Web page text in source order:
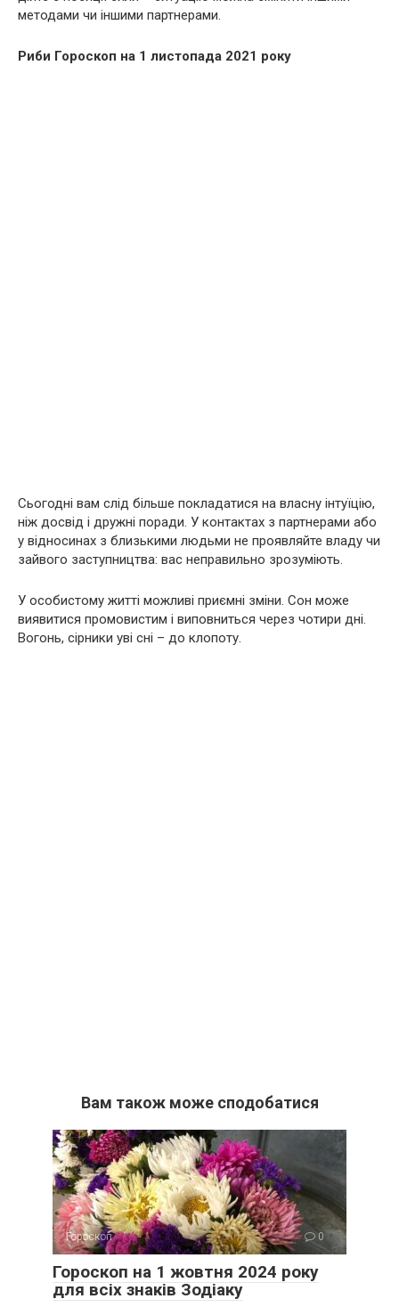
методами чи іншими партнерами.
Риби Гороскоп на 1 листопада 2021 року
Сьогодні вам слід більше покладатися на власну інтуїцію,
ніж досвід і дружні поради. У контактах з партнерами або
у відносинах з близькими людьми не проявляйте владу чи
зайвого заступництва: вас неправильно зрозуміють.
У особистому житті можливі приємні зміни. Сон може
виявитися промовистим і виповниться через чотири дні.
Вогонь, сірники уві сні – до клопоту.
Вам також може сподобатися
Гороскоп 0
Гороскоп на 1 жовтня 2024 року
для всіх знаків Зодіаку